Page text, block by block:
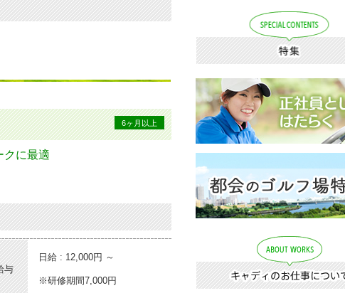
6ヶ月以上
クに最適
与
日給 : 12,000円 ～
※研修期間7,000円